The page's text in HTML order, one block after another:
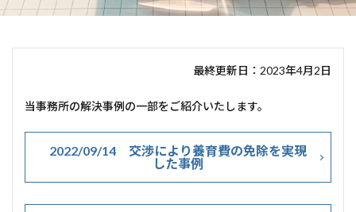
最終更新日：2023年4月2日
当事務所の解決事例の一部をご紹介いたします。
2022/09/14 交渉により養育費の免除を実現
した事例